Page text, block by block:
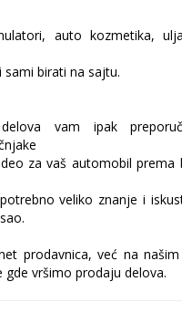
auto kozmetika,
birati na sajtu.
vam ipak
za vaš automobil prema
veliko znanje i
prodavnica, već na
vršimo prodaju delova.